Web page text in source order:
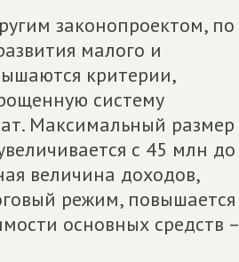
законопроектом, по
малого и
критерии,
систему
Максимальный размер
с 45 млн до
величина доходов,
режим, повышается
основных средств –